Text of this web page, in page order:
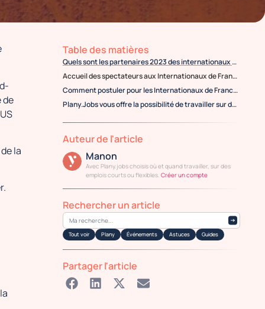
de
la
Table des matières
Quels sont les partenaires 2023 des internationaux de France de tennis ?
Accueil des spectateurs aux Internationaux de France de Tennis
Comment postuler pour les Internationaux de France de Tennis
Plany.Jobs vous offre la possibilité de travailler sur des événements sportifs
Auteur de l'article
Manon
Avec Plany.jobs choisis où et quand travailler, sur des
emplois courts ou flexibles. Créer un compte
Rechercher un article
Tout voir Plany Événements Astuces Guides
Partager l'article